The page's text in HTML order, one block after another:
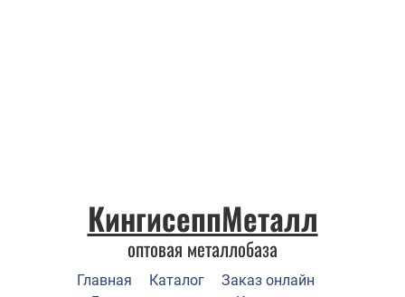
КингисеппМеталл
оптовая металлобаза
Главная Каталог
Заказ онлайн